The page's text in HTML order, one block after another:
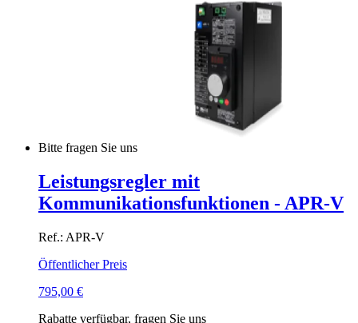
Bitte fragen Sie uns
Leistungsregler mit
Kommunikationsfunktionen - APR-V
Ref.: APR-V
Öffentlicher Preis
795,00 €
Rabatte verfügbar, fragen Sie uns